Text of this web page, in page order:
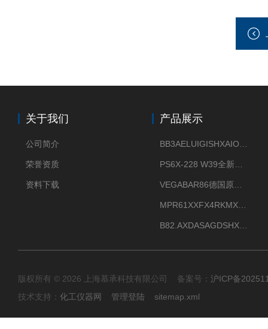
关于我们
公司简介
荣誉资质
资料下载
产品展示
版权所有 © 2026 上海慕承科技有限公司 备案号： 沪ICP备
技术支持： 化工仪器网 管理登陆 sitemap.xml